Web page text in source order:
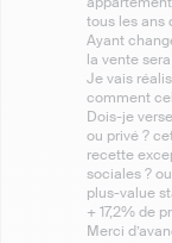
tous les ans
Ayant
la vente
Je vais
comment
Dois-je
ou privé ?
recette
sociales ?
plus-value
+ 17,2% de
Merci